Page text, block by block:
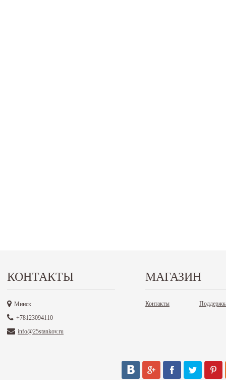
КОНТАКТЫ
Минск
+78123094110
info@25stankov.ru
МАГАЗИН
Контакты